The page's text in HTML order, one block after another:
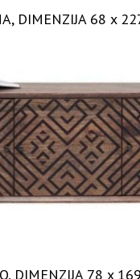
DIMENZIJA 68 x
DIMENZIJA 78 x